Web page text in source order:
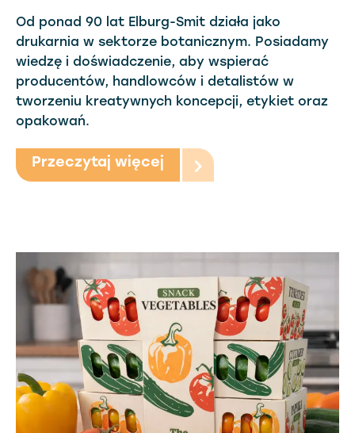
Od ponad 90 lat Elburg-Smit działa jako
drukarnia w sektorze botanicznym. Posiadamy
wiedzę i doświadczenie, aby wspierać
producentów, handlowców i detalistów w
tworzeniu kreatywnych koncepcji, etykiet oraz
opakowań.
Przeczytaj więcej